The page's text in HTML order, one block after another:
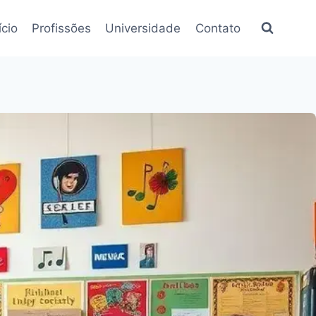
Profissões Universidade Contato